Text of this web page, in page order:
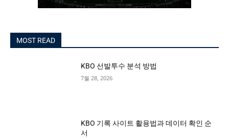
MOST READ
KBO 선발투수 분석 방법
7월 28, 2026
KBO 기록 사이트 활용법과 데이터 확인 순
서